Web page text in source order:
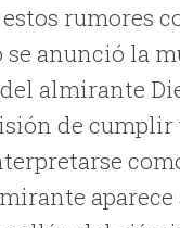
rumores
anunció la
almirante
de